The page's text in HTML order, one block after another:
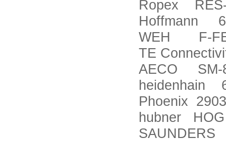
Ropex
Hoffmann
WEH F-
TE
AECO SM-
heidenhain
Phoenix
hubner
SAUNDERS